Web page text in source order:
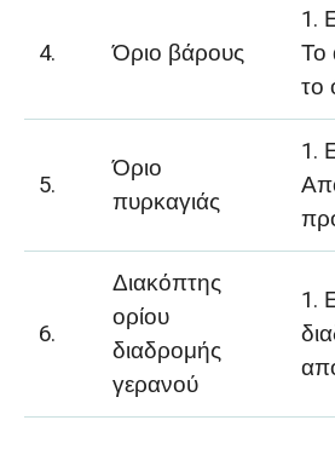
4. Όριο βάρους
1.
Το
το
5.
Όριο
πυρκαγιάς
1.
6.
Διακόπτης
ορίου
διαδρομής
γερανού
1.